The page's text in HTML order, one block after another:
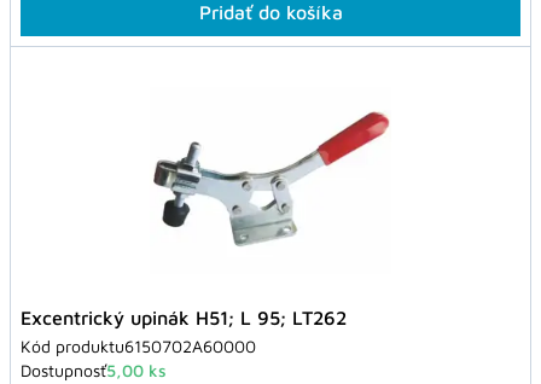
Pridať do košíka
Excentrický upinák H51; L 95; LT262
Kód produktu6150702A60000
Dostupnosť5,00 ks